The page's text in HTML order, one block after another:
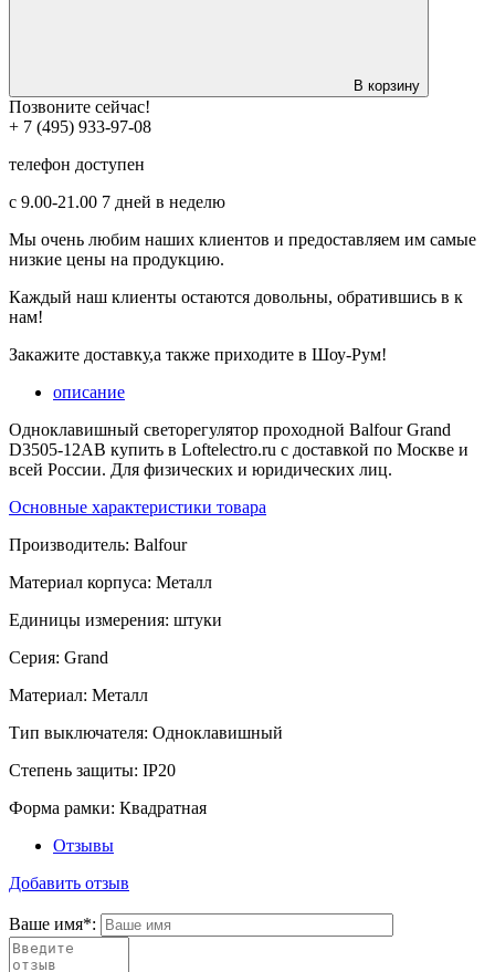
В корзину
Позвоните сейчас!
+ 7 (495) 933-97-08
телефон доступен
с 9.00-21.00 7 дней в неделю
Мы очень любим наших клиентов и предоставляем им самые
низкие цены на продукцию.
Каждый наш клиенты остаются довольны, обратившись в к
нам!
Закажите доставку,а также приходите в Шоу-Рум!
описание
Одноклавишный светорегулятор проходной Balfour Grand
D3505-12AB купить в Loftelectro.ru c доставкой по Москве и
всей России. Для физических и юридических лиц.
Основные характеристики товара
Производитель: Balfour
Материал корпуса: Металл
Единицы измерения: штуки
Серия: Grand
Материал: Металл
Тип выключателя: Одноклавишный
Степень защиты: IP20
Форма рамки: Квадратная
Отзывы
Добавить отзыв
Ваше имя*: